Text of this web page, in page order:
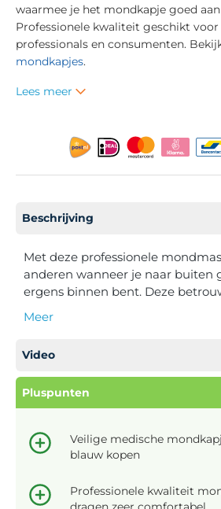
waarmee je het mondkapje goed
Professionele kwaliteit geschikt
professionals en consumenten.
mondkapjes.
Lees meer
Beschrijving
Met deze professionele
anderen wanneer je naar buiten
ergens binnen bent. Deze
Meer
Video
Pluspunten
Veilige medische
blauw kopen
Professionele kwaliteit